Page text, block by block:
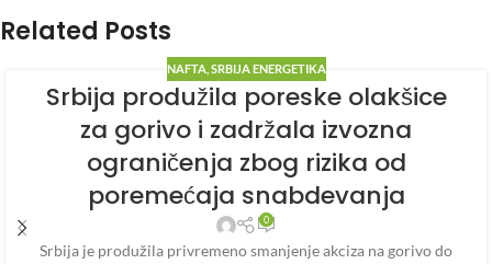
Related Posts
NAFTA, SRBIJA ENERGETIKA
Srbija produžila poreske olakšice
za gorivo i zadržala izvozna
ograničenja zbog rizika od
poremećaja snabdevanja
0
Srbija je produžila privremeno smanjenje akciza na gorivo do